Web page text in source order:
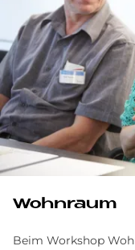
Wohnraum
Beim Workshop